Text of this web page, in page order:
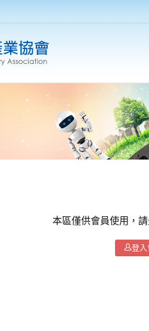
本區僅供會員使用，
登入